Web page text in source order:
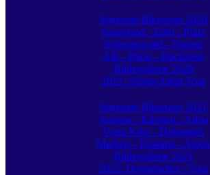
Startseite Bikertage 2020
Sauerland - Eifel - Pfalz
Schwarzwald - Touren
Alb - Rhön - Rückreise
Bildergalerie 2020
2021: Alpen-Adria Tour
Startseite Bikertage 2021
Anreise - Kärnten - Adria
Vrata Krke - Dalmatien
Marken - Toskana - Alpen
Bildergalerie 2021
2022: Doppeladler - Tour